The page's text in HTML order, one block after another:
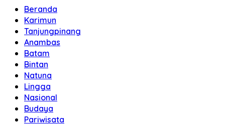
Beranda
Karimun
Tanjungpinang
Anambas
Batam
Bintan
Natuna
Lingga
Nasional
Budaya
Pariwisata